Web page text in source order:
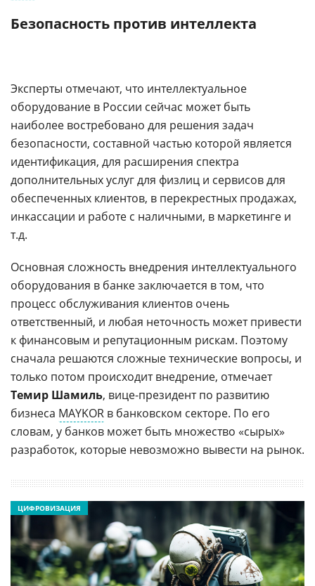
Безопасность против интеллекта
Эксперты отмечают, что интеллектуальное
оборудование в России сейчас может быть
наиболее востребовано для решения задач
безопасности, составной частью которой является
идентификация, для расширения спектра
дополнительных услуг для физлиц и сервисов для
обеспеченных клиентов, в перекрестных продажах,
инкассации и работе с наличными, в маркетинге и
т.д.
Основная сложность внедрения интеллектуального
оборудования в банке заключается в том, что
процесс обслуживания клиентов очень
ответственный, и любая неточность может привести
к финансовым и репутационным рискам. Поэтому
сначала решаются сложные технические вопросы, и
только потом происходит внедрение, отмечает
Темир Шамиль, вице-президент по развитию
бизнеса MAYKOR в банковском секторе. По его
словам, у банков может быть множество «сырых»
разработок, которые невозможно вывести на рынок.
ЦИФРОВИЗАЦИЯ